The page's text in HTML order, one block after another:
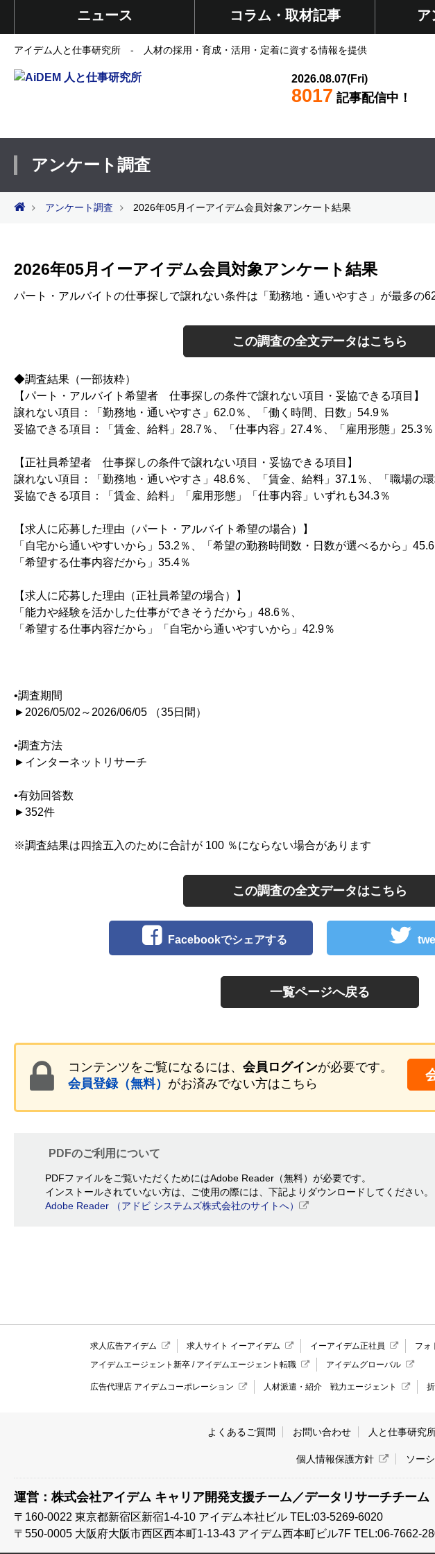
ニュース コラム・取材記事 ア
アイデム人と仕事研究所 - 人材の採用・育成・活用・定着に資する情報を提供
2026.08.07(Fri)
8017 記事配信中！
アンケート調査
アンケート調査 2026年05月イーアイデム会員対象アンケート結果
2026年05月イーアイデム会員対象アンケート結果
パート・アルバイトの仕事探しで譲れない条件は「勤務地・通いやすさ」が最多の
この調査の全文データはこちら
◆調査結果（一部抜粋）
【パート・アルバイト希望者 仕事探しの条件で譲れない項目・妥協できる項目】
譲れない項目：「勤務地・通いやすさ」62.0％、「働く時間、日数」54.9％
妥協できる項目：「賃金、給料」28.7％、「仕事内容」27.4％、「雇用形態」25.3％
【正社員希望者 仕事探しの条件で譲れない項目・妥協できる項目】
譲れない項目：「勤務地・通いやすさ」48.6％、「賃金、給料」37.1％、「職場の
妥協できる項目：「賃金、給料」「雇用形態」「仕事内容」いずれも34.3％
【求人に応募した理由（パート・アルバイト希望の場合）】
「自宅から通いやすいから」53.2％、「希望の勤務時間数・日数が選べるから」45.6
「希望する仕事内容だから」35.4％
【求人に応募した理由（正社員希望の場合）】
「能力や経験を活かした仕事ができそうだから」48.6％、
「希望する仕事内容だから」「自宅から通いやすいから」42.9％
•調査期間
►2026/05/02～2026/06/05 （35日間）
•調査方法
►インターネットリサーチ
•有効回答数
►352件
※調査結果は四捨五入のために合計が 100 ％にならない場合があります
この調査の全文データはこちら
Facebookでシェアする
一覧ページへ戻る
コンテンツをご覧になるには、 会員ログインが必要です。
会員登録（無料） がお済みでない方はこちら
PDFのご利用について
PDFファイルをご覧いただくためにはAdobe Reader（無料）が必要です。
インストールされていない方は、ご使用の際には、下記よりダウンロードしてください。
Adobe Reader （アドビ システムズ株式会社のサイトへ）
求人広告アイデム 求人サイト イーアイデム イーアイデム正社員 フォ
アイデムエージェント新卒 / アイデムエージェント転職 アイデムグローバル
広告代理店 アイデムコーポレーション 人材派遣・紹介 戦力エージェント
よくあるご質問 お問い合わせ 人と仕事研究
個人情報保護方針 ソー
運営：株式会社アイデム キャリア開発支援チーム／データリサーチチーム
〒160-0022 東京都新宿区新宿1-4-10 アイデム本社ビル TEL:03-5269-6020
〒550-0005 大阪府大阪市西区西本町1-13-43 アイデム西本町ビル7F TEL:06-7662-